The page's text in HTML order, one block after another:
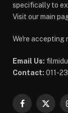
specifically to
Visit our main
We're accepting
Email Us:
Contact: 011-
Facebook
X